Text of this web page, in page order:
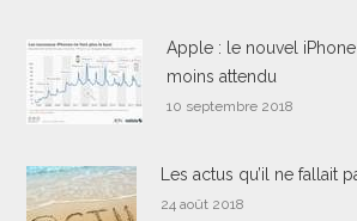
Apple : le nouvel
moins attendu
10 septembre 2018
Les actus qu’il ne fallait
24 août 2018